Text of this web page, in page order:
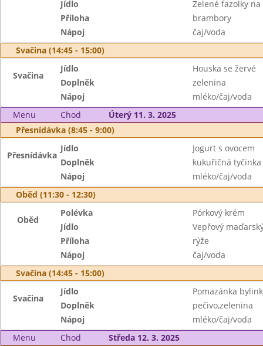
Jídlo
Zelené fazolky
Příloha
brambory
Nápoj
čaj/voda
Svačina (14:45 - 15:00)
Svačina
Jídlo
Houska se žervé
Doplněk
zelenina
Nápoj
mléko/čaj/voda
Menu
Chod
Úterý 11. 3. 2025
Přesnídávka (8:45 - 9:00)
Přesnídávka
Jídlo
Jogurt s ovocem
Doplněk
kukuřičná tyčinka
Nápoj
mléko/čaj/voda
Oběd (11:30 - 12:30)
Oběd
Polévka
Pórkový krém
Jídlo
Vepřový
Příloha
rýže
Nápoj
čaj/voda
Svačina (14:45 - 15:00)
Svačina
Jídlo
Pomazánka
Doplněk
pečivo,zelenina
Nápoj
mléko/čaj/voda
Menu
Chod
Středa 12. 3. 2025